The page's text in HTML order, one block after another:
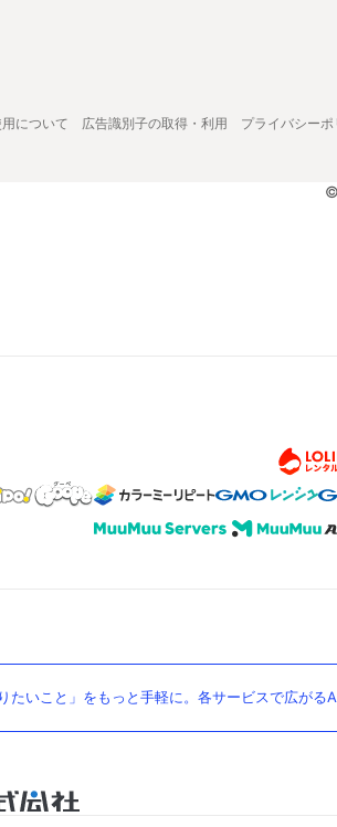
について 広告識別子の取得・利用 プライバシーポ
たいこと」をもっと手軽に。各サービスで広がる